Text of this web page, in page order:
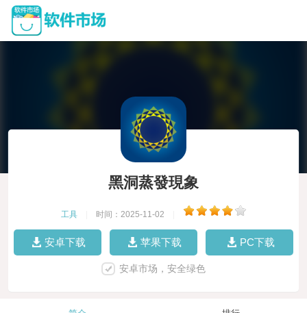
黑洞蒸發現象
工具 时间：2025-11-02
安卓下载 苹果下载 PC下载
安卓市场，安全绿色